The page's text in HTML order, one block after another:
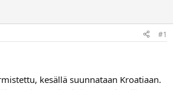
#1
kesällä suunnataan Kroatiaan.